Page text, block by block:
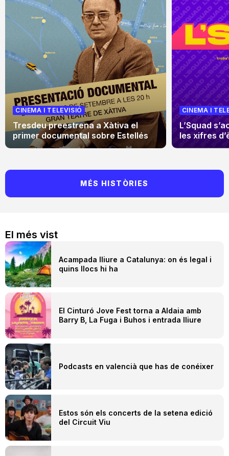
El més vist
Acampada lliure a Catalunya: on és legal i
quins llocs hi ha
El Cinturó Jove Fest torna a Aldaia amb
Barry B, La Fuga i Buhos i entrada lliure
Podcasts en valencià que has de conéixer
Estos són els concerts de la setena edició
del Circuit Viu
CINEMA I TELEVISIÓ
Tresdeu preestrena a Xàtiva el
primer documental sobre Estellés
CINEMA I
L’Squad
les xifres
MÉS HISTÒRIES